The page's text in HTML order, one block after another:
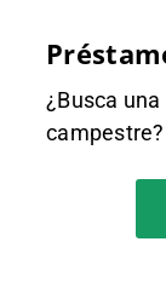
¿Busca
campestre?